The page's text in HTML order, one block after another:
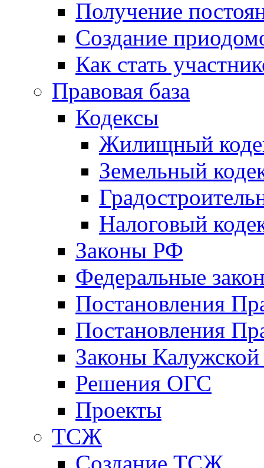
Получение
Создание
Как стать
Правовая база
Кодексы
Жилищный
Земельный
Налоговый
Законы РФ
Федеральные
Постановления
Постановления
Законы Калужской
Решения ОГС
Проекты
ТСЖ